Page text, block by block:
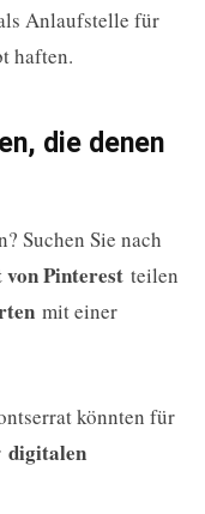
Anlaufstelle für
haften.
die denen
Suchen Sie nach
Pinterest teilen
mit einer
könnten für
digitalen